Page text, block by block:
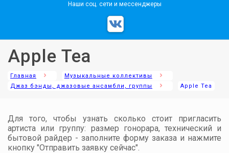
Наши соц. сети и мессенджеры
Apple Tea
Главная
Музыкальные коллективы
Джаз бэнды, джазовые ансамбли, группы
Apple Tea
Для того, чтобы узнать сколько стоит пригласить
артиста или группу: размер гонорара, технический и
бытовой райдер - заполните форму заказа и нажмите
кнопку "Отправить заявку сейчас".